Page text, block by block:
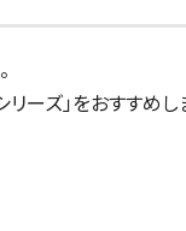
ーズ」をおすすめし